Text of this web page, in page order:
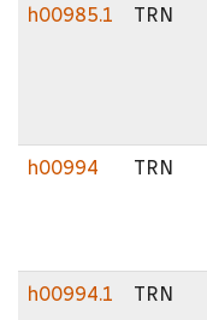
h00985.1 TRN
h00994 TRN
h00994.1 TRN